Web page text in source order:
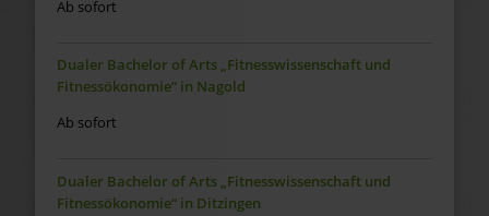
Ab sofort
Dualer Bachelor of Arts „Fitnesswissenschaft und
Fitnessökonomie“ in Nagold
Ab sofort
Dualer Bachelor of Arts „Fitnesswissenschaft und
Fitnessökonomie“ in Ditzingen